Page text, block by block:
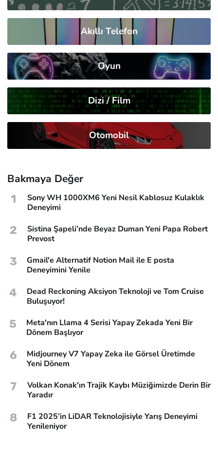
Akıllı Telefon
Oyun
Dizi / Film
Otomobil
Bakmaya Değer
1
Sony WH 1000XM6 Yeni Nesil Kablosuz Kulaklık
Deneyimi
2
Sistina Şapeli’nde Beyaz Duman Yeni Papa Robert
Prevost
3
Gmail'e Alternatif Notion Mail ile E posta
Deneyimini Yenile
4
Dead Reckoning Aksiyon Teknoloji ve Tom Cruise
Buluşuyor!
5
Meta'nın Llama 4 Serisi Yapay Zekada Yeni Bir
Dönem Başlıyor
6
Midjourney V7 Yapay Zeka ile Görsel Üretimde
Yeni Dönem
7
Volkan Konak'ın Trajik Kaybı Müziğimizde Derin Bir
Yaradır
8
F1 2025’in LiDAR Teknolojisiyle Yarış Deneyimi
Yenileniyor